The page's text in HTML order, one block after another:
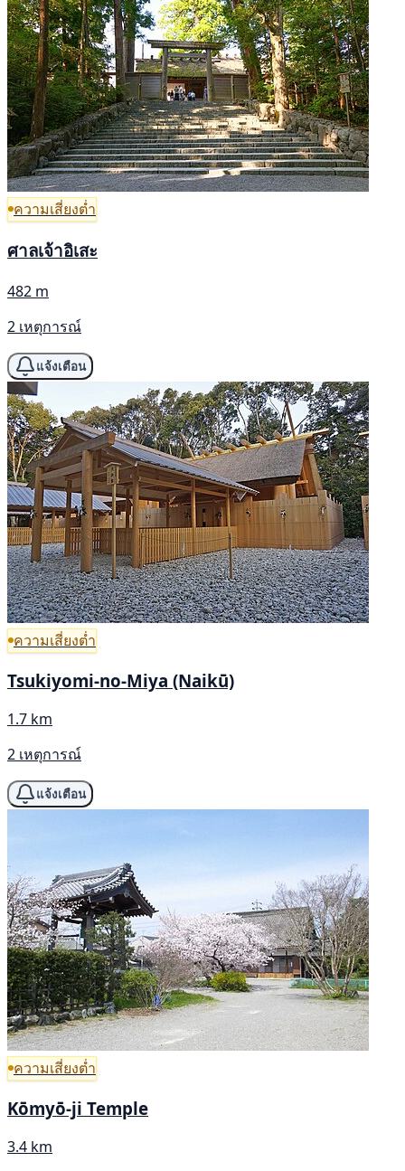
ความเสี่ยงต่ำ
ศาลเจ้าอิเสะ
482 m
2 เหตุการณ์
แจ้งเตือน
ความเสี่ยงต่ำ
Tsukiyomi-no-Miya (Naikū)
1.7 km
2 เหตุการณ์
แจ้งเตือน
ความเสี่ยงต่ำ
Kōmyō-ji Temple
3.4 km